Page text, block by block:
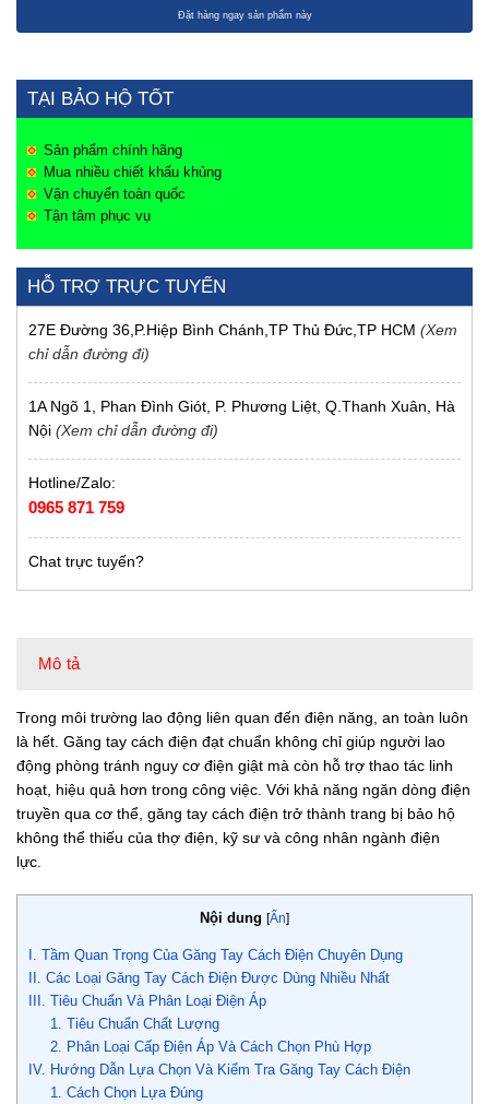
TẠI BẢO HỘ TỐT
Sản phẩm chính hãng
Mua nhiều chiết khấu khủng
Vận chuyển toàn quốc
Tận tâm phục vụ
HỖ TRỢ TRỰC TUYẾN
27E Đường 36,P.Hiệp Bình Chánh,TP Thủ Đức,TP HCM (Xem
chỉ dẫn đường đi)
1A Ngõ 1, Phan Đình Giót, P. Phương Liệt, Q.Thanh Xuân, Hà
Nội (Xem chỉ dẫn đường đi)
Hotline/Zalo:
0965 871 759
Chat trực tuyến?
Mô tả
Trong môi trường lao động liên quan đến điện năng, an toàn luôn
là hết. Găng tay cách điện đạt chuẩn không chỉ giúp người lao
động phòng tránh nguy cơ điện giật mà còn hỗ trợ thao tác linh
hoạt, hiệu quả hơn trong công việc. Với khả năng ngăn dòng điện
truyền qua cơ thể, găng tay cách điện trở thành trang bị bảo hộ
không thể thiếu của thợ điện, kỹ sư và công nhân ngành điện
lực.
Nội dung [Ẩn]
I. Tầm Quan Trọng Của Găng Tay Cách Điện Chuyên Dụng
II. Các Loại Găng Tay Cách Điện Được Dùng Nhiều Nhất
III. Tiêu Chuẩn Và Phân Loại Điện Áp
1. Tiêu Chuẩn Chất Lượng
2. Phân Loại Cấp Điện Áp Và Cách Chọn Phù Hợp
IV. Hướng Dẫn Lựa Chọn Và Kiểm Tra Găng Tay Cách Điện
1. Cách Chọn Lựa Đúng